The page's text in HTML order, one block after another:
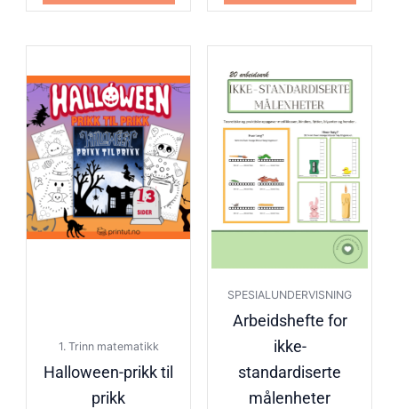
1. Trinn matematikk
Halloween-prikk til
prikk
SPESIALUNDERVISNING
Arbeidshefte for
ikke-
standardiserte
målenheter